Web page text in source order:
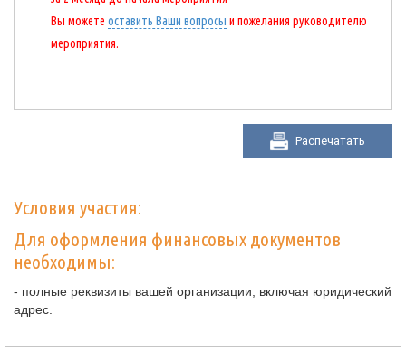
Вы можете оставить Ваши вопросы и пожелания руководителю
мероприятия.
Распечатать
Условия участия:
Для оформления финансовых документов
необходимы:
- полные реквизиты вашей организации, включая юридический
адрес.